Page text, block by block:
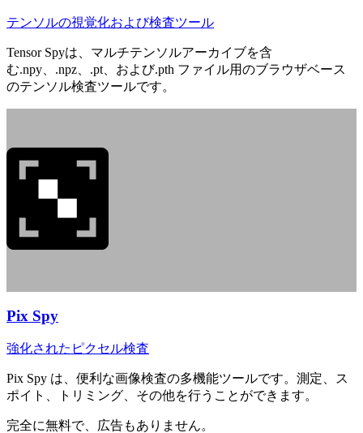
テンソルの視覚化および検査ツール
Tensor Spyは、マルチテンソルアーカイブを含
む.npy、.npz、.pt、および.pth ファイル用のブラウザベース
のテンソル検査ツールです。
Pix Spy
強化されたピクセル検査
Pix Spy は、便利な画像検査の多機能ツールです。測定、ス
ポイト、トリミング、その他を行うことができます。
完全に無料で、広告もありません。